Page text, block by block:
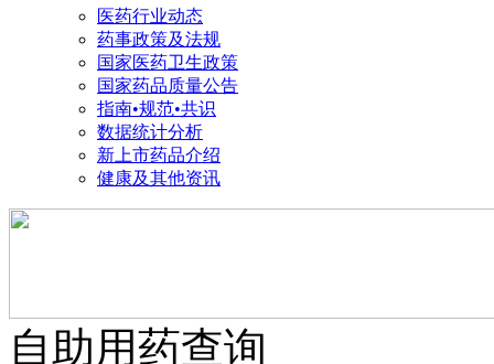
医药行业动态
药事政策及法规
国家医药卫生政策
国家药品质量公告
指南•规范•共识
数据统计分析
新上市药品介绍
健康及其他资讯
自助用药查询